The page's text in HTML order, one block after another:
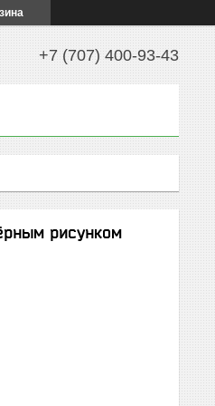
+7 (707) 400-93-43
рисунком